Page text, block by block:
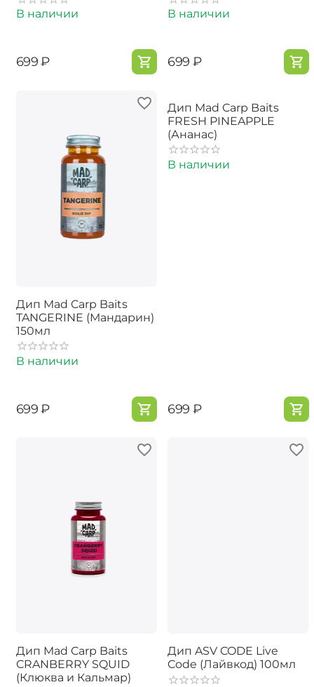
В наличии
‍699‍ ₽
В наличии
‍699‍ ₽
Дип Mad Carp Baits
TANGERINE (Мандарин)
150мл
В наличии
‍699‍ ₽
Дип Mad Carp Baits
FRESH PINEAPPLE
(Ананас)
В наличии
‍699‍ ₽
Дип Mad Carp Baits
CRANBERRY SQUID
(Клюква и Кальмар)
Дип ASV CODE Live
Code (Лайвкод) 100мл